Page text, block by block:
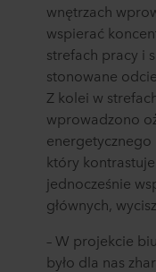
wnętrzach
wspierać
strefach pracy i
stonowane
Z kolei w
wprowadzono
który
jednocześnie
głównych,
– W projekcie
było dla nas